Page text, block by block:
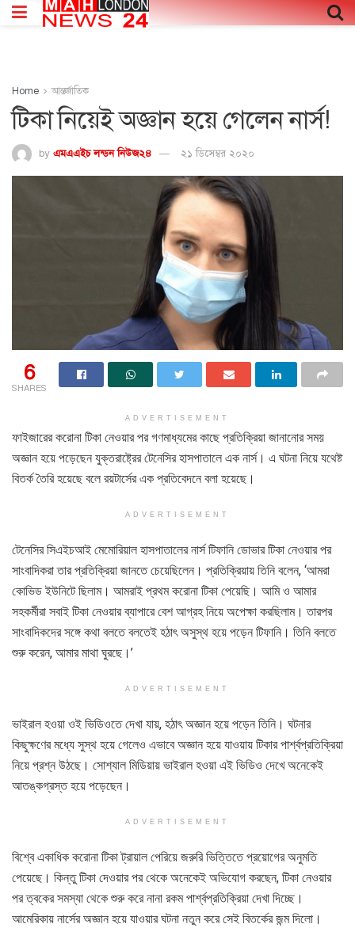
Home আন্তর্জাতিক
টিকা নিয়েই অজ্ঞান হয়ে গেলেন নার্স!
by এমএএইচ লন্ডন নিউজ২৪ ২১ ডিসেম্বর ২০২০
6
SHARES
ADVERTISEMENT
ফাইজারের করোনা টিকা নেওয়ার পর গণমাধ্যমের কাছে প্রতিক্রিয়া জানানোর সময়
অজ্ঞান হয়ে পড়েছেন যুক্তরাষ্ট্রের টেনেসির হাসপাতালে এক নার্স। এ ঘটনা নিয়ে যথেষ্ট
বিতর্ক তৈরি হয়েছে বলে রয়টার্সের এক প্রতিবেদনে বলা হয়েছে।
ADVERTISEMENT
টেনেসির সিএইচআই মেমোরিয়াল হাসপাতালের নার্স টিফানি ডোভার টিকা নেওয়ার পর
সাংবাদিকরা তার প্রতিক্রিয়া জানতে চেয়েছিলেন। প্রতিক্রিয়ায় তিনি বলেন, ‘আমরা
কোভিড ইউনিটে ছিলাম। আমরাই প্রথম করোনা টিকা পেয়েছি। আমি ও আমার
সহকর্মীরা সবাই টিকা নেওয়ার ব্যাপারে বেশ আগ্রহ নিয়ে অপেক্ষা করছিলাম। তারপর
সাংবাদিকদের সঙ্গে কথা বলতে বলতেই হঠাৎ অসুস্থ হয়ে পড়েন টিফানি। তিনি বলতে
শুরু করেন, আমার মাথা ঘুরছে।’
ADVERTISEMENT
ভাইরাল হওয়া ওই ভিডিওতে দেখা যায়, হঠাৎ অজ্ঞান হয়ে পড়েন তিনি। ঘটনার
কিছুক্ষণের মধ্যে সুস্থ হয়ে গেলেও এভাবে অজ্ঞান হয়ে যাওয়ায় টিকার পার্শ্বপ্রতিক্রিয়া
নিয়ে প্রশ্ন উঠছে। সোশ্যাল মিডিয়ায় ভাইরাল হওয়া এই ভিডিও দেখে অনেকেই
আতঙ্কগ্রস্ত হয়ে পড়েছেন।
ADVERTISEMENT
বিশ্বে একাধিক করোনা টিকা ট্রায়াল পেরিয়ে জরুরি ভিত্তিতে প্রয়োগের অনুমতি
পেয়েছে। কিন্তু টিকা দেওয়ার পর থেকে অনেকেই অভিযোগ করছেন, টিকা নেওয়ার
পর ত্বকের সমস্যা থেকে শুরু করে নানা রকম পার্শ্বপ্রতিক্রিয়া দেখা দিচ্ছে।
আমেরিকায় নার্সের অজ্ঞান হয়ে যাওয়ার ঘটনা নতুন করে সেই বিতর্কের জন্ম দিলো।